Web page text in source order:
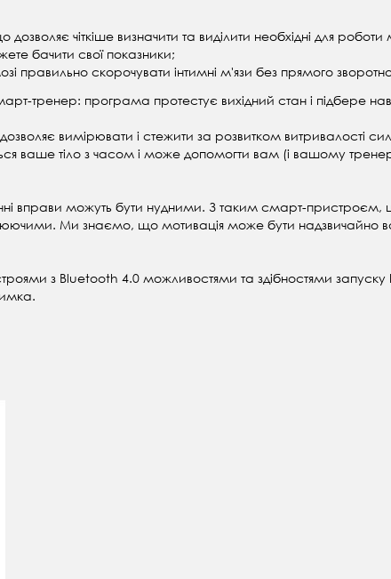
дозволяє чіткіше визначити та виділити необхідні для
бачити свої показники;
правильно скорочувати інтимні м'язи без прямого
тренер: програма протестує вихідний стан і підбере
вимірювати і стежити за розвитком витривалості
ваше тіло з часом і може допомогти вам (і вашому
вправи можуть бути нудними. З таким смарт-пристроєм,
Ми знаємо, що мотивація може бути
з Bluetooth 4.0 можливостями та здібностями